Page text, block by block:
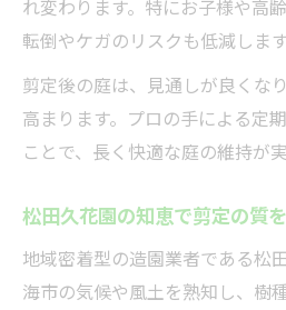
れ変わります。特にお子様や高
転倒やケガのリスクも低減します
剪定後の庭は、見通しが良くな
高まります。プロの手による定
ことで、長く快適な庭の維持が実
松田久花園の知恵で剪定の質
地域密着型の造園業者である松
海市の気候や風土を熟知し、樹